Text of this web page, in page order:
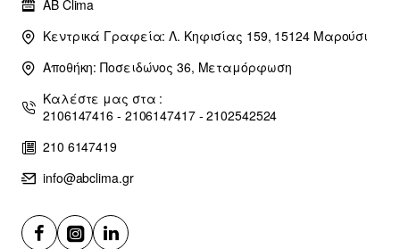
AB Clima
Κεντρικά Γραφεία: Λ. Κηφισίας 159, 15124 Μαρούσι
Αποθήκη: Ποσειδώνος 36, Μεταμόρφωση
Καλέστε μας στα :
2106147416 - 2106147417 - 2102542524
210 6147419
info@abclima.gr